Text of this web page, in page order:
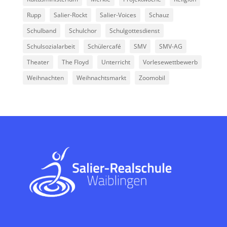
Rupp
Salier-Rockt Salier-Voices
Schauz
Schulband
Schulchor
Schulgottesdienst
Schulsozialarbeit
Schülercafé SMV
SMV-AG
Theater
The Floyd Unterricht
Vorlesewettbewerb
Weihnachten
Weihnachtsmarkt Zoomobil